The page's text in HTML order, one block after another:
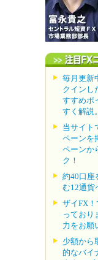
毎月更新
クインし
すすめポ
すく解説。
当サイト
ペーンを
ペーンか
ク！
約40口座
む12通貨
ザイFX
っており
力をお願
少額から
的なバイ